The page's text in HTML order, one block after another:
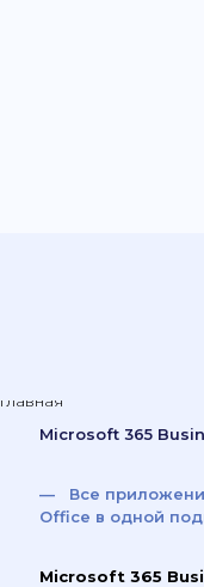
Microsoft 365
— Все
Office в одной
Microsoft 365